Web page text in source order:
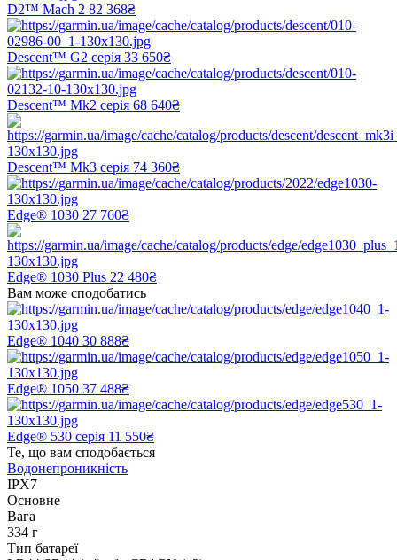
D2™ Mach 2 82 368₴
Descent™ G2 серія 33 650₴
Descent™ Mk2 серія 68 640₴
Descent™ Mk3 серія 74 360₴
Edge® 1030 27 760₴
Edge® 1030 Plus 22 480₴
Вам може сподобатись
Edge® 1040 30 888₴
Edge® 1050 37 488₴
Edge® 530 серія 11 550₴
Те, що вам сподобається
Водонепроникність
IPX7
Основне
Вага
334 г
Тип батареї